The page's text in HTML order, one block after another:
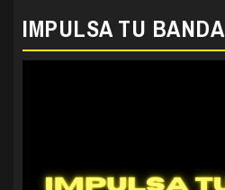
IMPULSA TU BANDA